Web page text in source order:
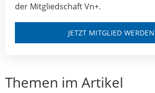
der Mitgliedschaft Vn+.
JETZT MITGLIED WERDEN
Themen im Artikel